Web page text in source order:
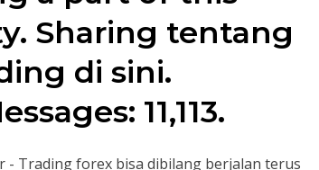
Sharing tentang
di sini.
11,113.
- Trading forex bisa dibilang berjalan terus